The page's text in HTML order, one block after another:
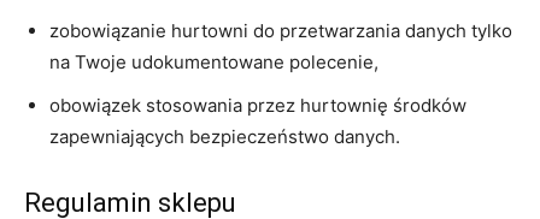
zobowiązanie hurtowni do przetwarzania danych tylko
na Twoje udokumentowane polecenie,
obowiązek stosowania przez hurtownię środków
zapewniających bezpieczeństwo danych.
Regulamin sklepu